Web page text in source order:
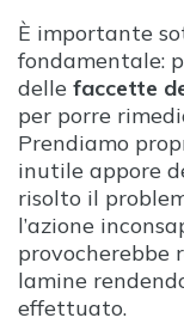
È importante
fondamentale:
delle faccette
per porre
Prendiamo
inutile appore
risolto il
l’azione
provocherebbe
lamine
effettuato.